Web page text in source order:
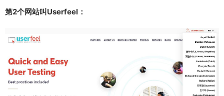
第2个网站叫Userfeel：